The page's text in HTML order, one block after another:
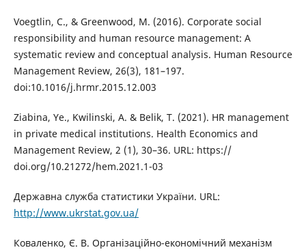
Voegtlin, C., & Greenwood, M. (2016). Corporate social
responsibility and human resource management: A
systematic review and conceptual analysis. Human Resource
Management Review, 26(3), 181–197.
doi:10.1016/j.hrmr.2015.12.003
Ziabina, Ye., Kwilinski, A. & Belik, T. (2021). HR management
in private medical institutions. Health Economics and
Management Review, 2 (1), 30–36. URL: https://
doi.org/10.21272/hem.2021.1-03
Державна служба статистики України. URL:
http://www.ukrstat.gov.ua/
Коваленко, Є. В. Організаційно-економічний механізм